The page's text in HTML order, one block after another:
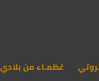
عُظمـاء من بلادي